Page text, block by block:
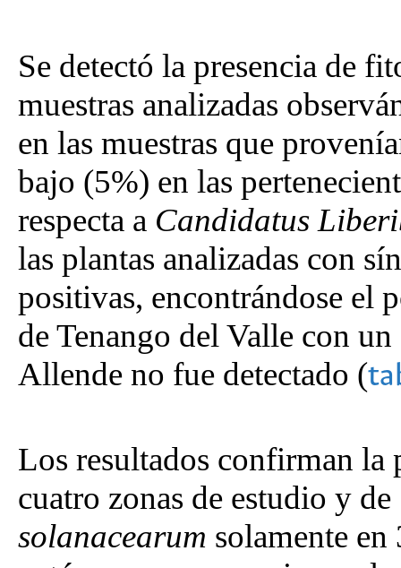
Se detectó la presencia de
muestras analizadas
en las muestras que
bajo (5%) en las
respecta a Candidatus
las plantas analizadas con
positivas, encontrándose el
de Tenango del Valle con
Allende no fue detectado (
Los resultados confirman la
cuatro zonas de estudio y de
solanacearum solamente en